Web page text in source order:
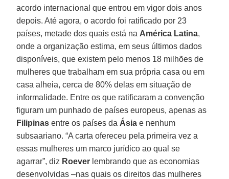
acordo internacional que entrou em vigor dois anos
depois. Até agora, o acordo foi ratificado por 23
países, metade dos quais está na América Latina,
onde a organização estima, em seus últimos dados
disponíveis, que existem pelo menos 18 milhões de
mulheres que trabalham em sua própria casa ou em
casa alheia, cerca de 80% delas em situação de
informalidade. Entre os que ratificaram a convenção
figuram um punhado de países europeus, apenas as
Filipinas entre os países da Ásia e nenhum
subsaariano. “A carta ofereceu pela primeira vez a
essas mulheres um marco jurídico ao qual se
agarrar”, diz Roever lembrando que as economias
desenvolvidas –nas quais os direitos das mulheres